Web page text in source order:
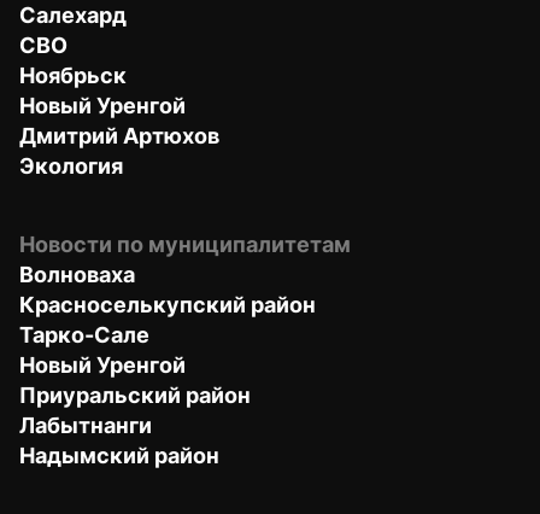
Салехард
СВО
Ноябрьск
Новый Уренгой
Дмитрий Артюхов
Экология
Новости по муниципалитетам
Волноваха
Красноселькупский район
Тарко-Сале
Новый Уренгой
Приуральский район
Лабытнанги
Надымский район